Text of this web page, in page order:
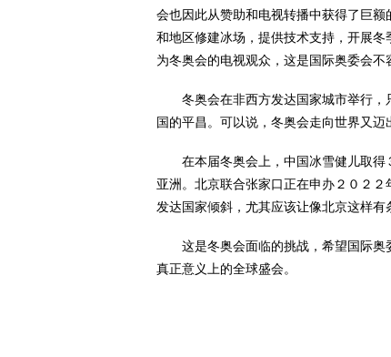
会也因此从赞助和电视转播中获得了巨
和地区修建冰场，提供技术支持，开展
为冬奥会的电视观众，这是国际奥委会不
冬奥会在非西方发达国家城市举行，
国的平昌。可以说，冬奥会走向世界又迈
在本届冬奥会上，中国冰雪健儿取得
亚洲。北京联合张家口正在申办２０２
发达国家倾斜，尤其应该让像北京这样
这是冬奥会面临的挑战，希望国际奥
真正意义上的全球盛会。